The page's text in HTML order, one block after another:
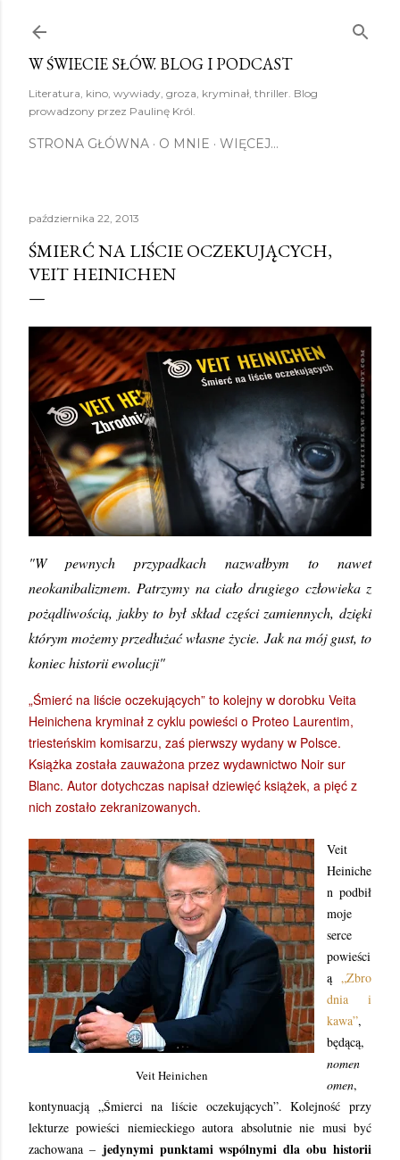
W ŚWIECIE SŁÓW. BLOG I PODCAST
Literatura, kino, wywiady, groza, kryminał, thriller. Blog
prowadzony przez Paulinę Król.
STRONA GŁÓWNA O MNIE WIĘCEJ…
października 22, 2013
ŚMIERĆ NA LIŚCIE OCZEKUJĄCYCH,
VEIT HEINICHEN
"W pewnych przypadkach nazwałbym to nawet
neokanibalizmem. Patrzymy na ciało drugiego człowieka z
pożądliwością, jakby to był skład części zamiennych, dzięki
którym możemy przedłużać własne życie. Jak na mój gust, to
koniec historii ewolucji"
„Śmierć na liście oczekujących” to kolejny w dorobku Veita
Heinichena kryminał z cyklu powieści o Proteo Laurentim,
triesteńskim komisarzu, zaś pierwszy wydany w Polsce.
Książka została zauważona przez wydawnictwo Noir sur
Blanc. Autor dotychczas napisał dziewięć książek, a pięć z
nich zostało zekranizowanych.
Veit Heinichen
Veit
Heiniche
n podbił
moje
serce
powieści
ą „Zbro
dnia i
kawa”,
będącą,
nomen
omen,
kontynuacją „Śmierci na liście oczekujących”. Kolejność przy
lekturze powieści niemieckiego autora absolutnie nie musi być
zachowana – jedynymi punktami wspólnymi dla obu historii